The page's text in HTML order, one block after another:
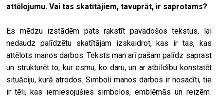
attēlojumu. Vai tas skatītājiem, tavuprāt, ir saprotams?
Es mēdzu izstādēm pats rakstīt pavadošos tekstus, lai
nedaudz palīdzētu skatītājam izskaidrot, kas ir tas, kas
attēlots manos darbos. Teksts man arī pašam palīdz saprast
un strukturēt to, kur esmu, ko daru, un ar atbildību konstatēt
situāciju, kurā atrodos. Simboli manos darbos ir nosacīti, tie
ir tēli, kas iemiesojušies simbolos, emblēmās un reizēm